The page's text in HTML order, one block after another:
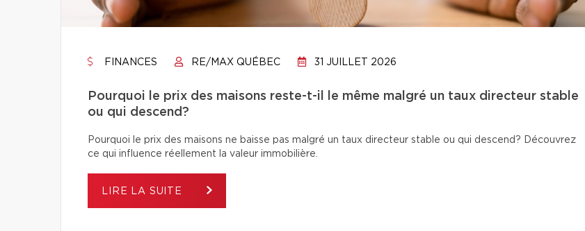
FINANCES RE/MAX QUÉBEC 31 JUILLET 2026
Pourquoi le prix des maisons reste-t-il le même malgré un taux directeur stable
ou qui descend?
Pourquoi le prix des maisons ne baisse pas malgré un taux directeur stable ou qui descend? Découvrez
ce qui influence réellement la valeur immobilière.
LIRE LA SUITE